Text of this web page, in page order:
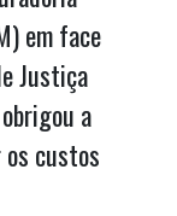
em face
Justiça
a
custos